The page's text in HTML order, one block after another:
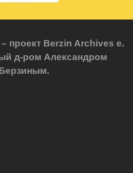
проект Berzin Archives e.
д-ром Александром